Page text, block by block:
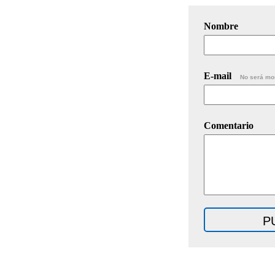
Nombre
E-mail No será
Comentario